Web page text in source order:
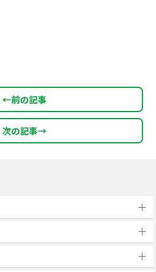
←前の記事
次の記事→